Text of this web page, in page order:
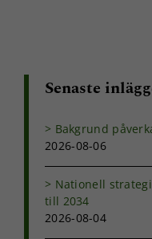
Senaste
Bakgrund
2026-08-06
Nationell
till 2034
2026-08-04